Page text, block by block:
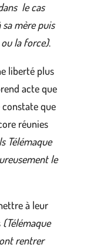
le cas
mère puis
la force).
liberté plus
acte que
constate que
réunies
Télémaque
le
à leur
(Télémaque
rentrer